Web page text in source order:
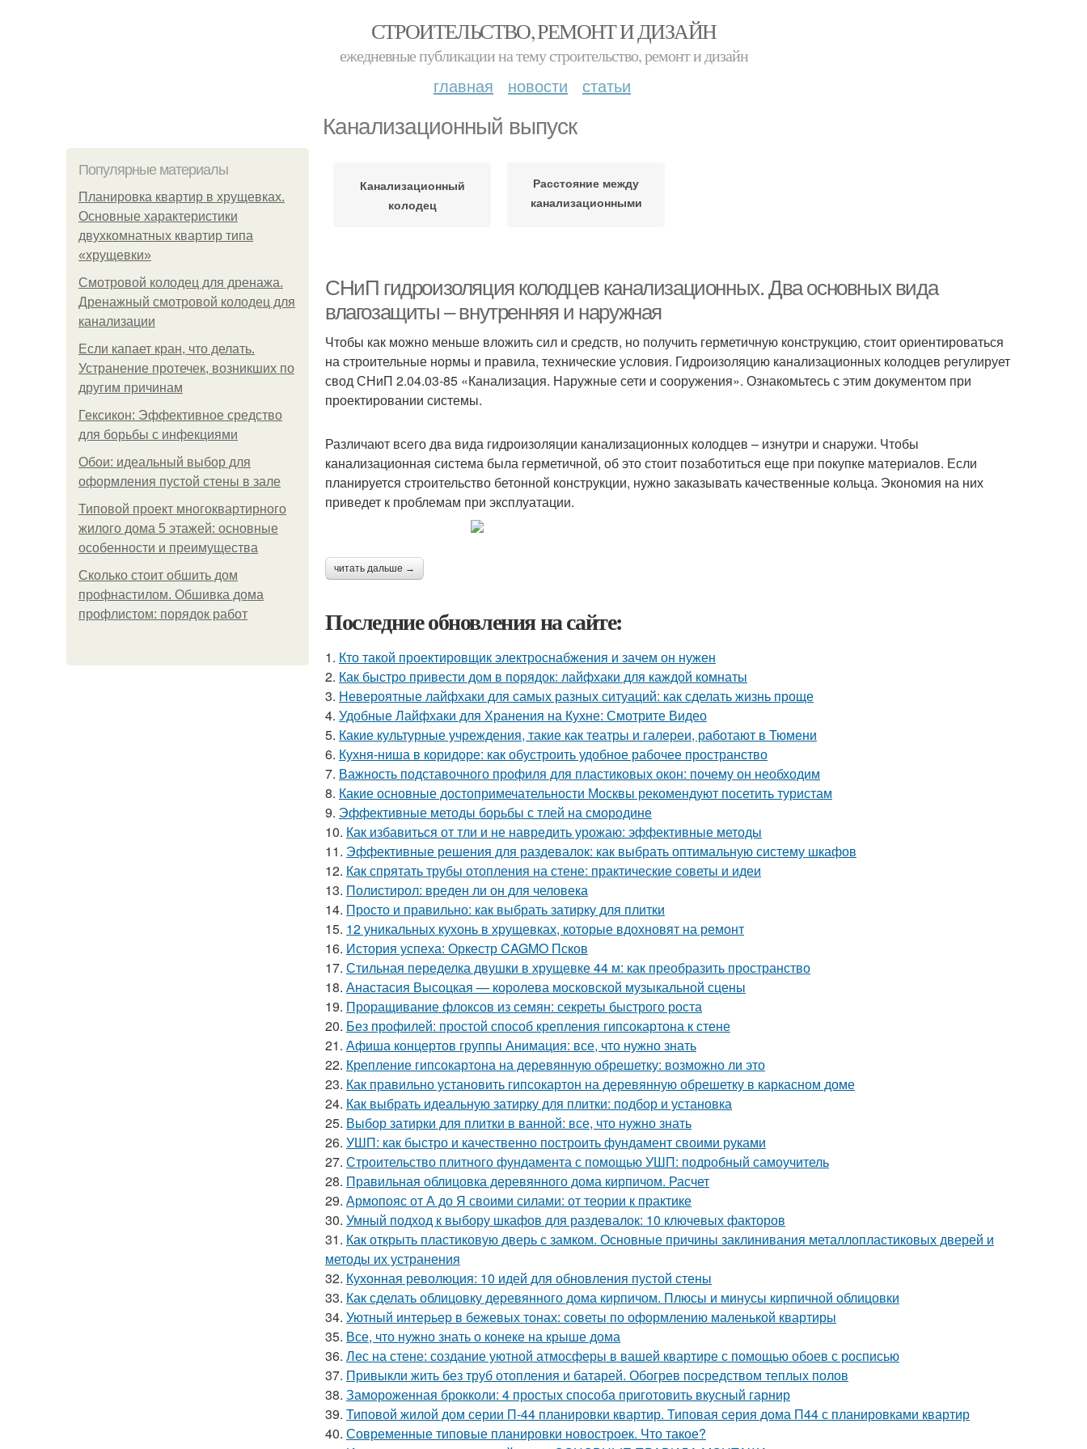
СТРОИТЕЛЬСТВО, РЕМОНТ И ДИЗАЙН
ежедневные публикации на тему строительство, ремонт и дизайн
главная новости статьи
Канализационный выпуск
Популярные материалы
Планировка квартир в хрущевках.
Основные характеристики
двухкомнатных квартир типа
«хрущевки»
Смотровой колодец для дренажа.
Дренажный смотровой колодец для
канализации
Если капает кран, что делать.
Устранение протечек, возникших по
другим причинам
Гексикон: Эффективное средство
для борьбы с инфекциями
Обои: идеальный выбор для
оформления пустой стены в зале
Типовой проект многоквартирного
жилого дома 5 этажей: основные
особенности и преимущества
Сколько стоит обшить дом
профнастилом. Обшивка дома
профлистом: порядок работ
Канализационный
колодец
Расстояние между
канализационными
СНиП гидроизоляция колодцев канализационных. Два основных вида
влагозащиты – внутренняя и наружная
Чтобы как можно меньше вложить сил и средств, но получить герметичную конструкцию, стоит ориентироваться
на строительные нормы и правила, технические условия. Гидроизоляцию канализационных колодцев регулирует
свод СНиП 2.04.03-85 «Канализация. Наружные сети и сооружения». Ознакомьтесь с этим документом при
проектировании системы.
Различают всего два вида гидроизоляции канализационных колодцев – изнутри и снаружи. Чтобы
канализационная система была герметичной, об это стоит позаботиться еще при покупке материалов. Если
планируется строительство бетонной конструкции, нужно заказывать качественные кольца. Экономия на них
приведет к проблемам при эксплуатации.
читать дальше →
Последние обновления на сайте:
1. Кто такой проектировщик электроснабжения и зачем он нужен
2. Как быстро привести дом в порядок: лайфхаки для каждой комнаты
3. Невероятные лайфхаки для самых разных ситуаций: как сделать жизнь проще
4. Удобные Лайфхаки для Хранения на Кухне: Смотрите Видео
5. Какие культурные учреждения, такие как театры и галереи, работают в Тюмени
6. Кухня-ниша в коридоре: как обустроить удобное рабочее пространство
7. Важность подставочного профиля для пластиковых окон: почему он необходим
8. Какие основные достопримечательности Москвы рекомендуют посетить туристам
9. Эффективные методы борьбы с тлей на смородине
10. Как избавиться от тли и не навредить урожаю: эффективные методы
11. Эффективные решения для раздевалок: как выбрать оптимальную систему шкафов
12. Как спрятать трубы отопления на стене: практические советы и идеи
13. Полистирол: вреден ли он для человека
14. Просто и правильно: как выбрать затирку для плитки
15. 12 уникальных кухонь в хрущевках, которые вдохновят на ремонт
16. История успеха: Оркестр CAGMO Псков
17. Стильная переделка двушки в хрущевке 44 м: как преобразить пространство
18. Анастасия Высоцкая — королева московской музыкальной сцены
19. Проращивание флоксов из семян: секреты быстрого роста
20. Без профилей: простой способ крепления гипсокартона к стене
21. Афиша концертов группы Анимация: все, что нужно знать
22. Крепление гипсокартона на деревянную обрешетку: возможно ли это
23. Как правильно установить гипсокартон на деревянную обрешетку в каркасном доме
24. Как выбрать идеальную затирку для плитки: подбор и установка
25. Выбор затирки для плитки в ванной: все, что нужно знать
26. УШП: как быстро и качественно построить фундамент своими руками
27. Строительство плитного фундамента с помощью УШП: подробный самоучитель
28. Правильная облицовка деревянного дома кирпичом. Расчет
29. Армопояс от А до Я своими силами: от теории к практике
30. Умный подход к выбору шкафов для раздевалок: 10 ключевых факторов
31. Как открыть пластиковую дверь с замком. Основные причины заклинивания металлопластиковых дверей и
методы их устранения
32. Кухонная революция: 10 идей для обновления пустой стены
33. Как сделать облицовку деревянного дома кирпичом. Плюсы и минусы кирпичной облицовки
34. Уютный интерьер в бежевых тонах: советы по оформлению маленькой квартиры
35. Все, что нужно знать о конеке на крыше дома
36. Лес на стене: создание уютной атмосферы в вашей квартире с помощью обоев с росписью
37. Привыкли жить без труб отопления и батарей. Обогрев посредством теплых полов
38. Замороженная брокколи: 4 простых способа приготовить вкусный гарнир
39. Типовой жилой дом серии П-44 планировки квартир. Типовая серия дома П44 с планировками квартир
40. Современные типовые планировки новостроек. Что такое?